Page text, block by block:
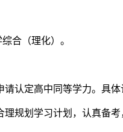
合（理化）。
认定高中同等学力。具体
规划学习计划，认真备